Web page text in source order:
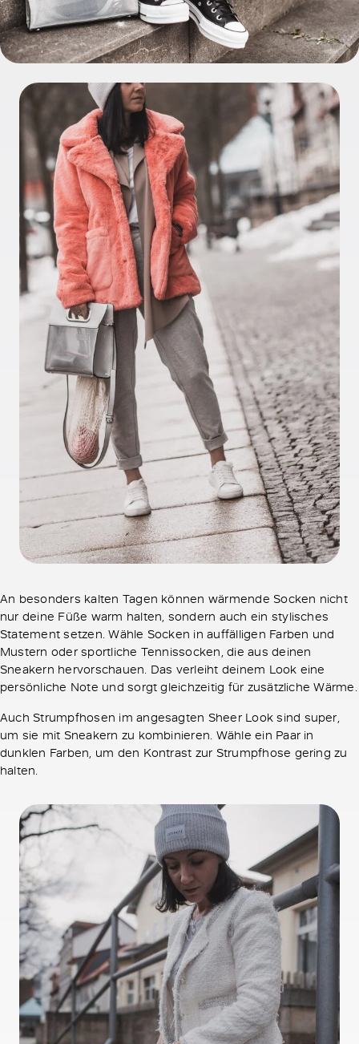
An besonders kalten Tagen können wärmende Socken nicht
nur deine Füße warm halten, sondern auch ein stylisches
Statement setzen. Wähle Socken in auffälligen Farben und
Mustern oder sportliche Tennissocken, die aus deinen
Sneakern hervorschauen. Das verleiht deinem Look eine
persönliche Note und sorgt gleichzeitig für zusätzliche Wärme.
Auch Strumpfhosen im angesagten Sheer Look sind super,
um sie mit Sneakern zu kombinieren. Wähle ein Paar in
dunklen Farben, um den Kontrast zur Strumpfhose gering zu
halten.